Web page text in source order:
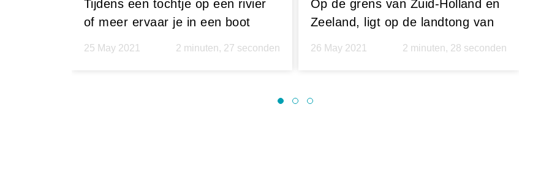
Tijdens een tochtje op een rivier
of meer ervaar je in een boot
25 May 2021 2 minuten, 27 seconden
Op de grens van Zuid-Holland en
Zeeland, ligt op de landtong van
Premium R...
26 May 2021 2 minuten, 28 seconden